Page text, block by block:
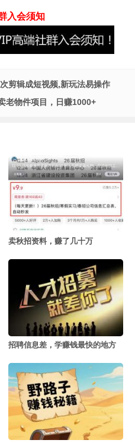
入会须知
剪辑成短视频,新玩法易操作
老物件项目，日赚1000+
卖秋招资料，赚了几十万
招聘信息差，学赚钱最快的地方